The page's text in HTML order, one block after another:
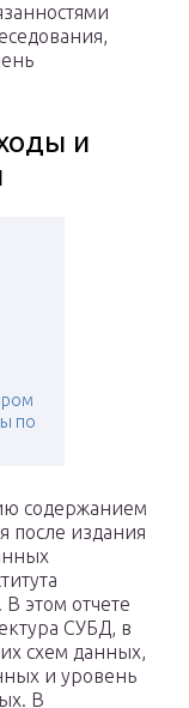
и
по
содержанием
после издания
В этом отчете
СУБД, в
схем данных,
и уровень
В